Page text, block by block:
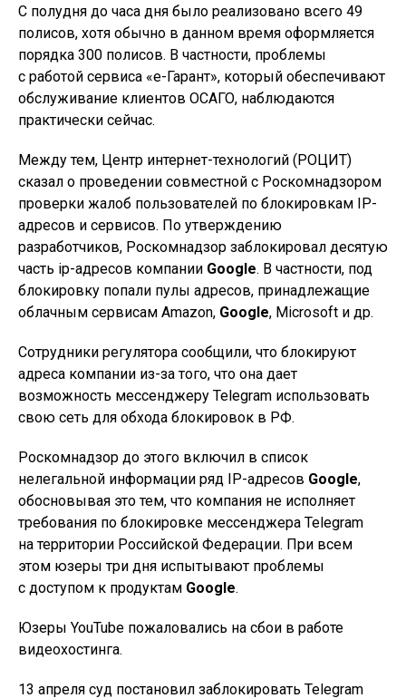
С полудня до часа дня было реализовано всего 49
полисов, хотя обычно в данном время оформляется
порядка 300 полисов. В частности, проблемы
с работой сервиса «е-Гарант», который обеспечивают
обслуживание клиентов ОСАГО, наблюдаются
практически сейчас.
Между тем, Центр интернет-технологий (РОЦИТ)
сказал о проведении совместной с Роскомнадзором
проверки жалоб пользователей по блокировкам IP-
адресов и сервисов. По утверждению
разработчиков, Роскомнадзор заблокировал десятую
часть ip-адресов компании Google. В частности, под
блокировку попали пулы адресов, принадлежащие
облачным сервисам Amazon, Google, Microsoft и др.
Сотрудники регулятора сообщили, что блокируют
адреса компании из-за того, что она дает
возможность мессенджеру Telegram использовать
свою сеть для обхода блокировок в РФ.
Роскомнадзор до этого включил в список
нелегальной информации ряд IP-адресов Google,
обосновывая это тем, что компания не исполняет
требования по блокировке мессенджера Telegram
на территории Российской Федерации. При всем
этом юзеры три дня испытывают проблемы
с доступом к продуктам Google.
Юзеры YouTube пожаловались на сбои в работе
видеохостинга.
13 апреля суд постановил заблокировать Telegram